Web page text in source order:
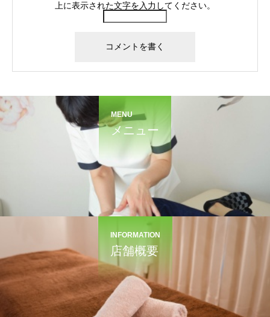
上に表示された文字を入力してください。
MENU
メニュー
INFORMATION
店舗概要